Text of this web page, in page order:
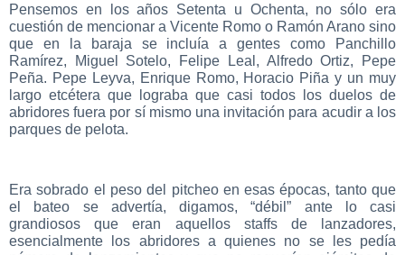
Pensemos en los años Setenta u Ochenta, no sólo era
cuestión de mencionar a Vicente Romo o Ramón Arano sino
que en la baraja se incluía a gentes como Panchillo
Ramírez, Miguel Sotelo, Felipe Leal, Alfredo Ortiz, Pepe
Peña. Pepe Leyva, Enrique Romo, Horacio Piña y un muy
largo etcétera que lograba que casi todos los duelos de
abridores fuera por sí mismo una invitación para acudir a los
parques de pelota.
Era sobrado el peso del pitcheo en esas épocas, tanto que
el bateo se advertía, digamos, “débil” ante lo casi
grandiosos que eran aquellos staffs de lanzadores,
esencialmente los abridores a quienes no se les pedía